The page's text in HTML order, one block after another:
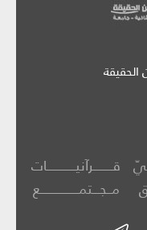
قــــــــرآنيــــــــــــات
مــجـــتمــــــــــــــــع